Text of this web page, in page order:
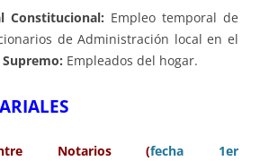
Constitucional: Empleo temporal de
de Administración local en el
Empleados del hogar.
Notarios (fecha 1er